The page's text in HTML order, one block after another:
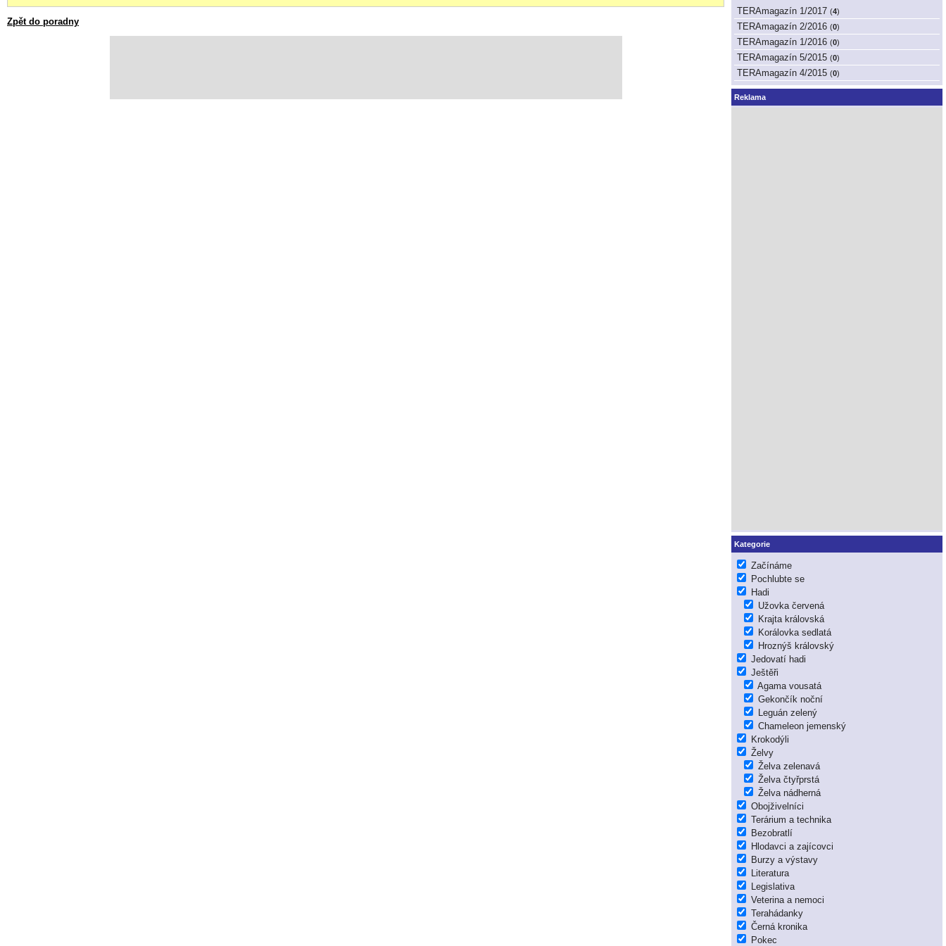
Zpět do poradny
TERAmagazín 1/2017 (4)
TERAmagazín 2/2016 (0)
TERAmagazín 1/2016 (0)
TERAmagazín 5/2015 (0)
TERAmagazín 4/2015 (0)
Reklama
Kategorie
Začínáme
Pochlubte se
Hadi
Užovka červená
Krajta královská
Korálovka sedlatá
Hroznýš královský
Jedovatí hadi
Ještěři
Agama vousatá
Gekončík noční
Leguán zelený
Chameleon jemenský
Krokodýli
Želvy
Želva zelenavá
Želva čtyřprstá
Želva nádherná
Obojživelníci
Terárium a technika
Bezobratlí
Hlodavci a zajícovci
Burzy a výstavy
Literatura
Legislativa
Veterina a nemoci
Terahádanky
Černá kronika
Pokec